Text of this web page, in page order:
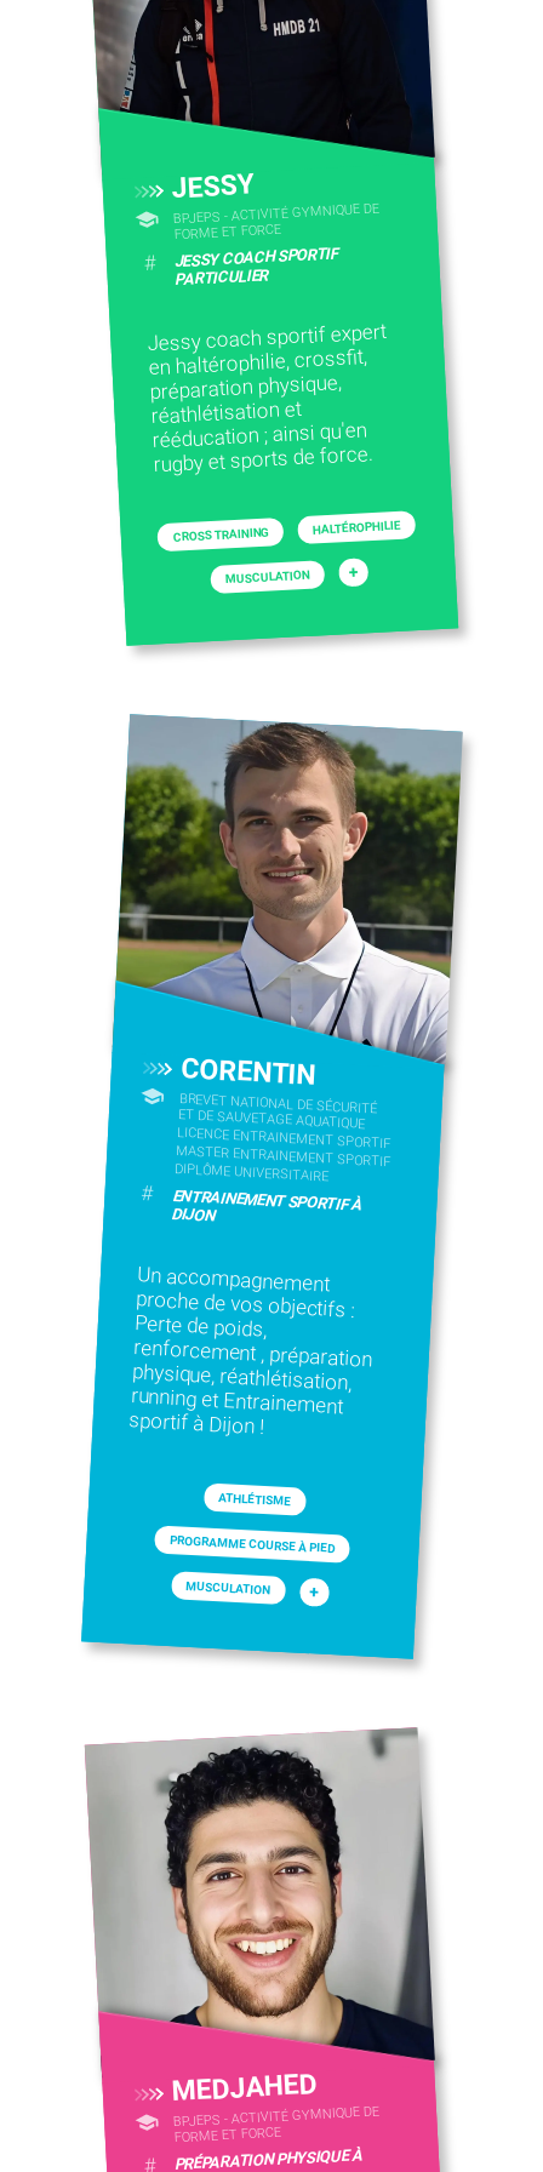
JESSY
BPJEPS - ACTIVITÉ GYMNIQUE DE
FORME ET FORCE
# JESSY COACH SPORTIF
PARTICULIER
Jessy coach sportif expert
en haltérophilie, crossfit,
préparation physique,
réathlétisation et
rééducation ; ainsi qu'en
rugby et sports de force.
CROSS TRAINING HALTÉROPHILIE
MUSCULATION +
CORENTIN
BREVET NATIONAL DE SÉCURITÉ
ET DE SAUVETAGE AQUATIQUE
LICENCE ENTRAINEMENT SPORTIF
MASTER ENTRAINEMENT SPORTIF
DIPLÔME UNIVERSITAIRE
# ENTRAINEMENT SPORTIF À
DIJON
Un accompagnement
proche de vos objectifs :
Perte de poids,
renforcement , préparation
physique, réathlétisation,
running et Entrainement
sportif à Dijon !
ATHLÉTISME
PROGRAMME COURSE À PIED
MUSCULATION +
MEDJAHED
BPJEPS - ACTIVITÉ GYMNIQUE DE
FORME ET FORCE
# PRÉPARATION PHYSIQUE À